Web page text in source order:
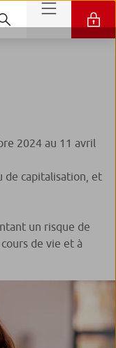
2024 au 11 avril
de capitalisation, et
un risque de
de vie et à